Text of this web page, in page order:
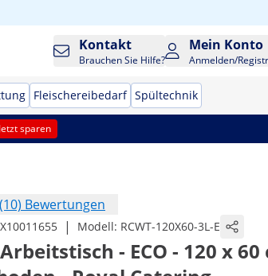
Kontakt
Brauchen Sie Hilfe?
Mein Konto
Anmelden/
Fleischereibedarf Spültechnik
Jetzt sparen
(10) Bewertungen
| Modell: RCWT-120X60-3L-E
- ECO - 120 x 60